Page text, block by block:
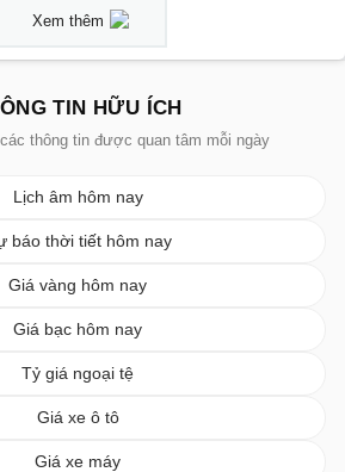
Xem thêm
TIN HỮU ÍCH
thông tin được quan tâm mỗi ngày
Lịch âm hôm nay
báo thời tiết hôm nay
Giá vàng hôm nay
Giá bạc hôm nay
Tỷ giá ngoại tệ
Giá xe ô tô
Giá xe máy